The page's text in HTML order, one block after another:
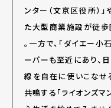
ンター（文京区役所）」
た大型商業施設が徒歩
。一方で、「ダイエー小
ーパーも至近にあり、
線を自在に使いこなせ
共鳴する「ライオンズマ